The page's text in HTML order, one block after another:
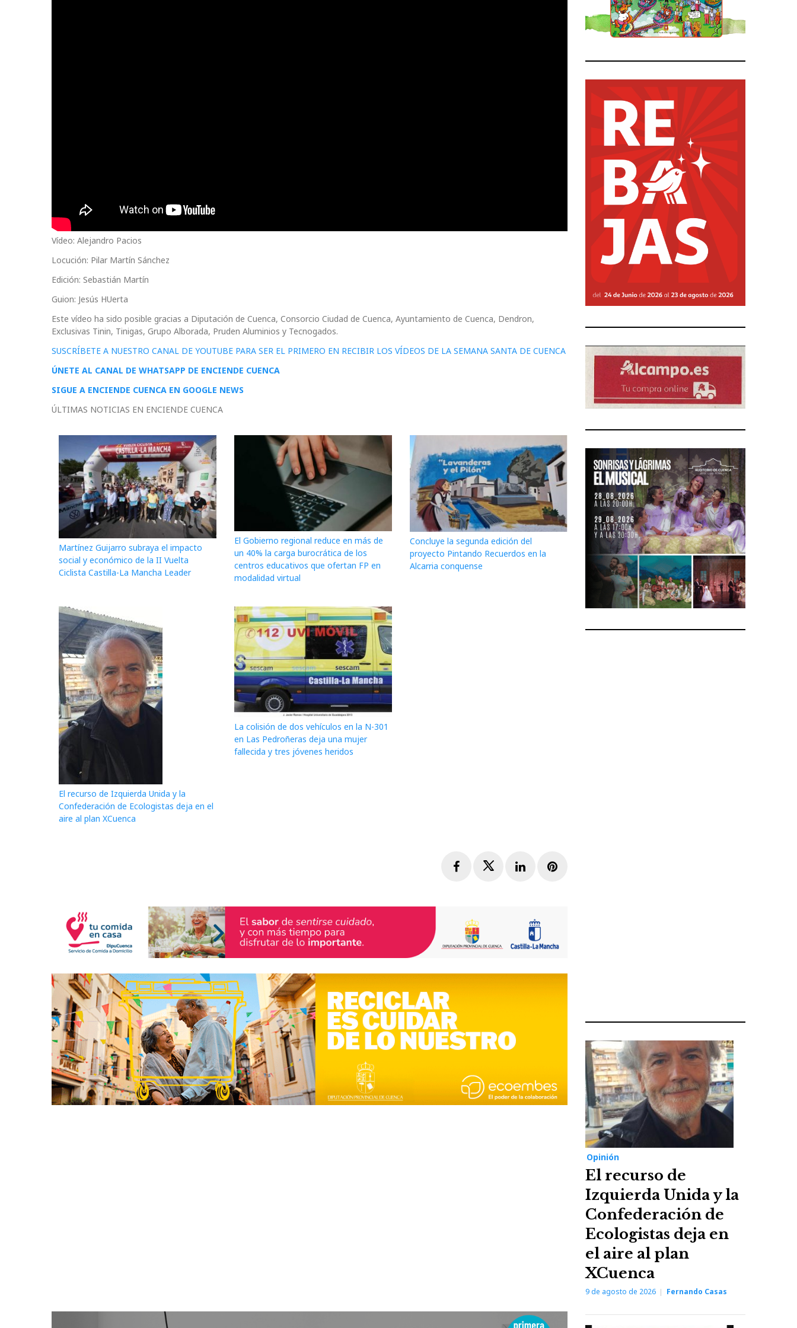
Vídeo: Alejandro Pacios
Locución: Pilar Martín Sánchez
Edición: Sebastián Martín
Guion: Jesús HUerta
Este vídeo ha sido posible gracias a Diputación de Cuenca, Consorcio Ciudad de Cuenca, Ayuntamiento de Cuenca, Dendron,
Exclusivas Tinin, Tinigas, Grupo Alborada, Pruden Aluminios y Tecnogados.
SUSCRÍBETE A NUESTRO CANAL DE YOUTUBE PARA SER EL PRIMERO EN RECIBIR LOS VÍDEOS DE LA SEMANA SANTA DE CUENCA
ÚNETE AL CANAL DE WHATSAPP DE ENCIENDE CUENCA
SIGUE A ENCIENDE CUENCA EN GOOGLE NEWS
ÚLTIMAS NOTICIAS EN ENCIENDE CUENCA
Martínez Guijarro subraya el impacto
social y económico de la II Vuelta
Ciclista Castilla-La Mancha Leader
El Gobierno regional reduce en más de
un 40% la carga burocrática de los
centros educativos que ofertan FP en
modalidad virtual
Concluye la segunda edición del
proyecto Pintando Recuerdos en la
Alcarria conquense
El recurso de Izquierda Unida y la
Confederación de Ecologistas deja en el
aire al plan XCuenca
La colisión de dos vehículos en la N-301
en Las Pedroñeras deja una mujer
fallecida y tres jóvenes heridos
FacebookTwitterLinkedInPinterest
Opinión
El recurso de
Izquierda Unida y la
Confederación de
Ecologistas deja en
el aire al plan
XCuenca
9 de agosto de 2026 Fernando Casas